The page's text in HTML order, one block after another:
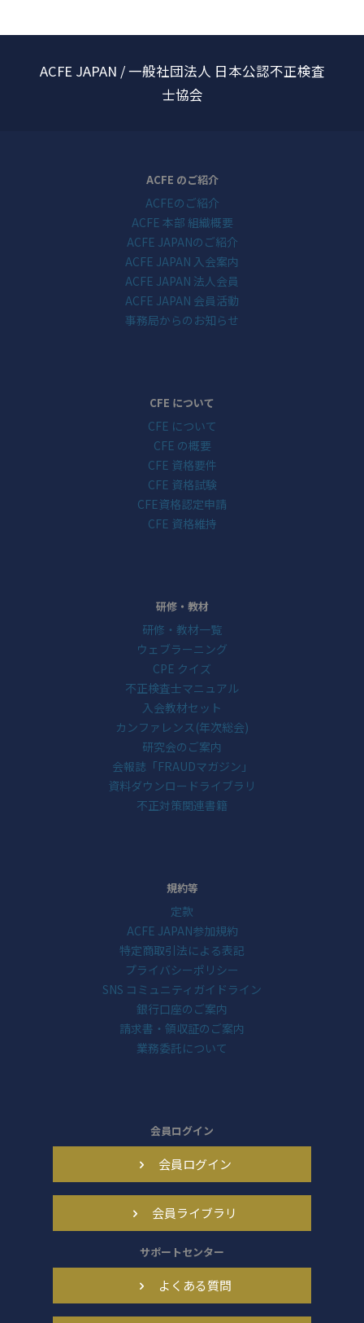
ACFE JAPAN / 一般社団法人 日本公認不正検査
士協会
ACFE のご紹介
ACFEのご紹介
ACFE 本部 組織概要
ACFE JAPANのご紹介
ACFE JAPAN 入会案内
ACFE JAPAN 法人会員
ACFE JAPAN 会員活動
事務局からのお知らせ
CFE について
CFE について
CFE の概要
CFE 資格要件
CFE 資格試験
CFE資格認定申請
CFE 資格維持
研修・教材
研修・教材一覧
ウェブラーニング
CPE クイズ
不正検査士マニュアル
入会教材セット
カンファレンス(年次総会)
研究会のご案内
会報誌「FRAUDマガジン」
資料ダウンロードライブラリ
不正対策関連書籍
規約等
定款
ACFE JAPAN参加規約
特定商取引法による表記
プライバシーポリシー
SNS コミュニティガイドライン
銀行口座のご案内
請求書・領収証のご案内
業務委託について
会員ログイン
会員ログイン
会員ライブラリ
サポートセンター
よくある質問